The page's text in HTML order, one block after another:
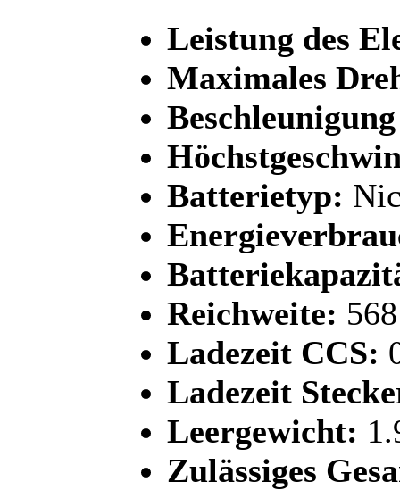
Leistung des
Maximales
Batterietyp:
Reichweite:
Ladezeit CCS:
Ladezeit
Leergewicht:
Zulässiges